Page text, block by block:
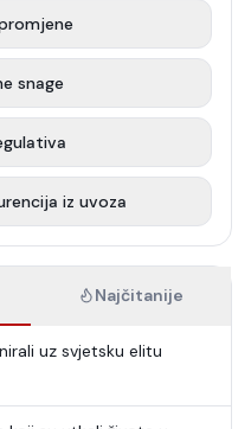
snage
iz uvoza
Najčitanije
uz svjetsku elitu